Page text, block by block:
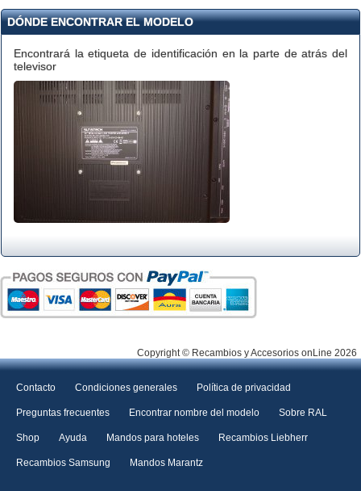
DÓNDE ENCONTRAR EL MODELO
Encontrará la etiqueta de identificación en la parte de atrás del
televisor
Copyright © Recambios y Accesorios onLine 2026
Contacto Condiciones generales Política de privacidad
Preguntas frecuentes Encontrar nombre del modelo Sobre RAL
Shop Ayuda Mandos para hoteles Recambios Liebherr
Recambios Samsung Mandos Marantz